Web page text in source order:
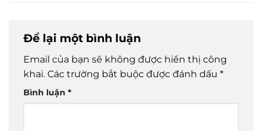
Để lại một bình luận
Email của bạn sẽ không được hiển thị công
khai. Các trường bắt buộc được đánh dấu *
Bình luận *